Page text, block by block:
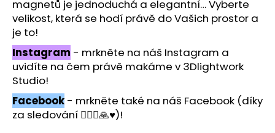
magnetů je jednoduchá a elegantní… Vyberte
velikost, která se hodí právě do Vašich prostor a
je to!
Instagram - mrkněte na náš Instagram a
uvidíte na čem právě makáme v 3Dlightwork
Studio!
Facebook - mrkněte také na náš Facebook (díky
za sledování 🙋🏻‍♂️🙏♥️)!
o
r
u
č
u
j
e
m
e